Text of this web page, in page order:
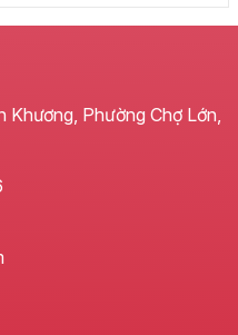
Khương, Phường Chợ Lớn,